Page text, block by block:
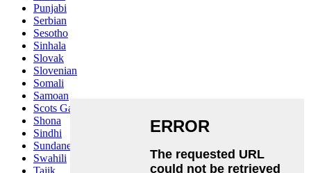
Punjabi
Serbian
Sesotho
Sinhala
Slovak
Slovenian
Somali
Samoan
Scots Gaelic
Shona
Sindhi
Sundanese
Swahili
Tajik